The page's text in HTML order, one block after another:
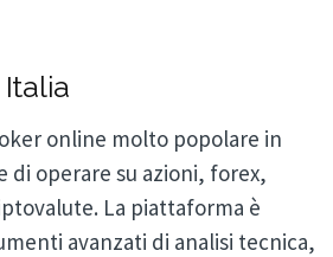
online molto popolare in
di operare su azioni, forex,
La piattaforma è
avanzati di analisi tecnica,